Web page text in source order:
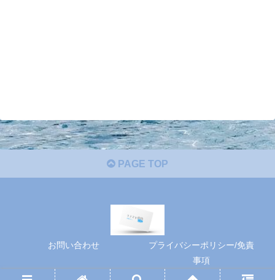
PAGE TOP
お問い合わせ
プライバシーポリシー/免責
事項